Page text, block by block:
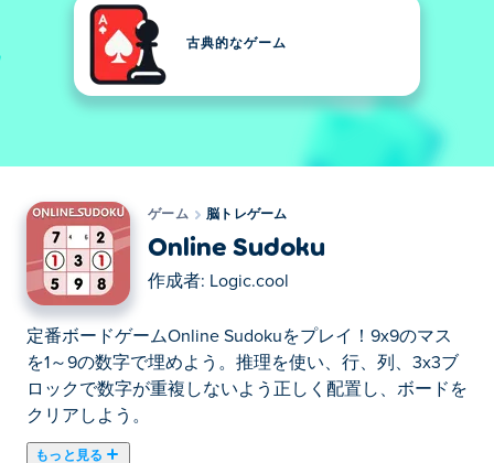
古典的なゲーム
ゲーム 脳トレゲーム
Online Sudoku
作成者: Logic.cool
定番ボードゲームOnline Sudokuをプレイ！9x9のマス
を1～9の数字で埋めよう。推理を使い、行、列、3x3ブ
ロックで数字が重複しないよう正しく配置し、ボードを
クリアしよう。
もっと見る